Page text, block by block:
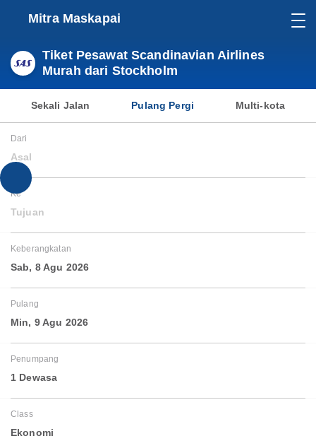
Mitra Maskapai
Tiket Pesawat Scandinavian Airlines
Murah dari Stockholm
Sekali Jalan Pulang Pergi Multi-kota
Dari
Asal
Ke
Tujuan
Keberangkatan
Sab, 8 Agu 2026
Pulang
Min, 9 Agu 2026
Penumpang
1 Dewasa
Class
Ekonomi